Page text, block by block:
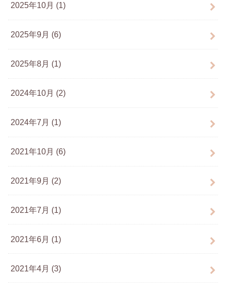
2025年10月 (1)
2025年9月 (6)
2025年8月 (1)
2024年10月 (2)
2024年7月 (1)
2021年10月 (6)
2021年9月 (2)
2021年7月 (1)
2021年6月 (1)
2021年4月 (3)